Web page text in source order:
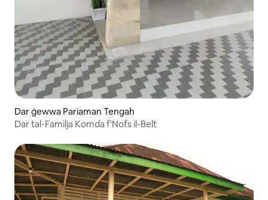
Dar ġewwa Pariaman Tengah
Dar tal-Familja Komda f'Nofs il-Belt